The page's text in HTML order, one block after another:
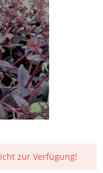
zur Verfügung!